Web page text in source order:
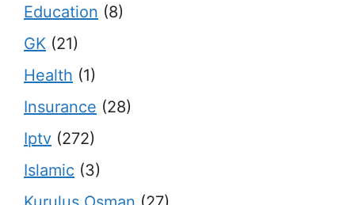
Education (8)
GK (21)
Health (1)
Insurance (28)
Iptv (272)
Islamic (3)